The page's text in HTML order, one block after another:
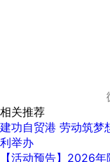
相关推荐
建功自贸港 劳动筑梦
利举办
【活动预告】2026